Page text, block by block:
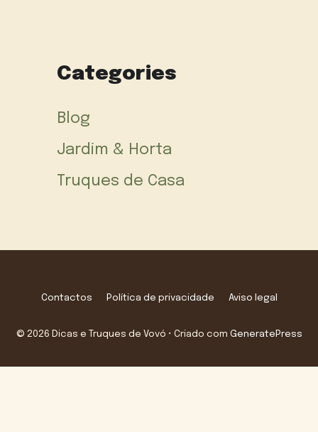
Categories
Blog
Jardim & Horta
Truques de Casa
Contactos Política de privacidade Aviso legal
© 2026 Dicas e Truques de Vovó • Criado com GeneratePress